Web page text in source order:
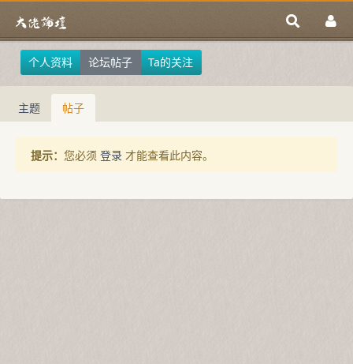
个人资料 论坛帖子 Ta的关注
主题 帖子
提示： 您必须 登录 才能查看此内容。